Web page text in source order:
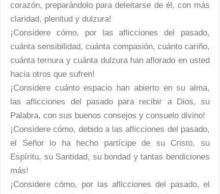
corazón, preparándolo para deleitarse de él, con más
claridad, plenitud y dulzura!
¡Considere cómo, por las aflicciones del pasado,
cuánta sensibilidad, cuánta compasión, cuánto cariño,
cuánta ternura y cuánta dulzura han aflorado en usted
hacia otros que sufren!
¡Considere cuánto espacio han abierto en su alma,
las aflicciones del pasado para recibir a Dios, su
Palabra, con sus buenos consejos y consuelo divino!
¡Considere cómo, debido a las aflicciones del pasado,
el Señor lo ha hecho partícipe de su Cristo, su
Espíritu, su Santidad, su bondad y tantas bendiciones
más!
¡Considere cómo, por las aflicciones del pasado, el